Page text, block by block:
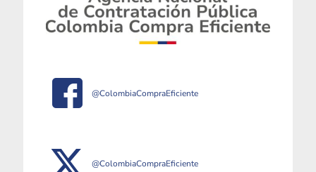
@ColombiaCompraEficiente
@ColombiaCompraEficiente